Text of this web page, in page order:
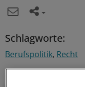
Schlagworte:
Berufspolitik Recht